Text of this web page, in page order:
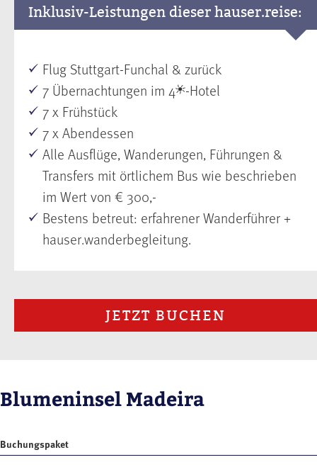
Inklusiv-Leistungen dieser hauser.reise:
Flug Stuttgart-Funchal & zurück
7 Übernachtungen im 4 -Hotel
7 x Frühstück
7 x Abendessen
Alle Ausflüge, Wanderungen, Führungen &
Transfers mit örtlichem Bus wie beschrieben
im Wert von € 300,-
Bestens betreut: erfahrener Wanderführer +
hauser.wanderbegleitung.
JETZT BUCHEN
Blumeninsel Madeira
Buchungspaket